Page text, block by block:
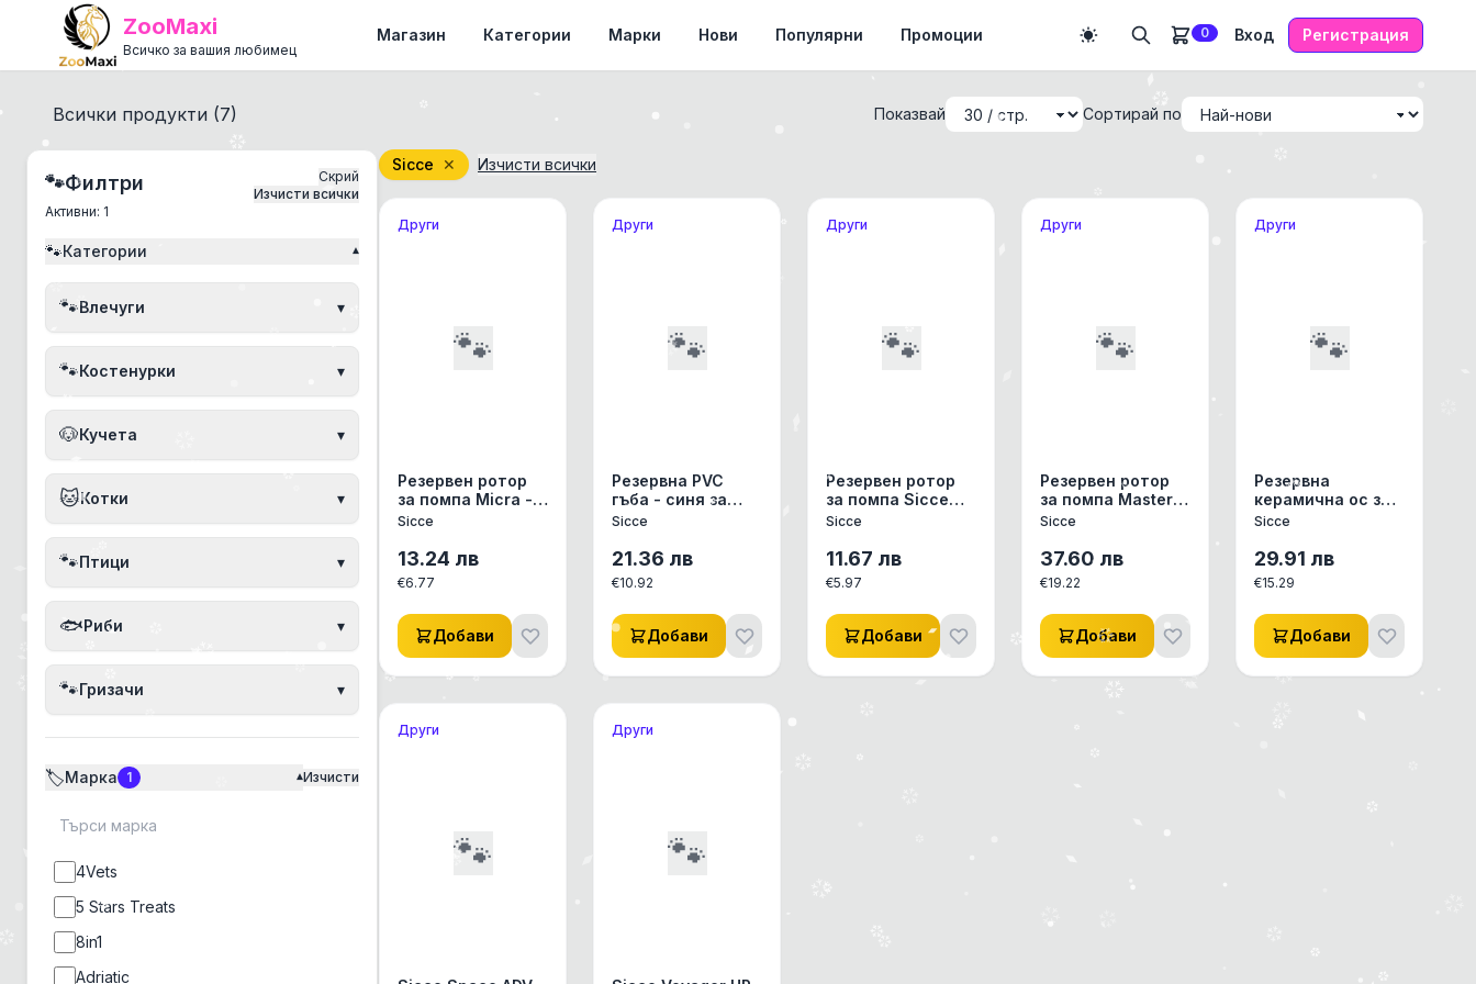
ZooMaxi
Всичко за вашия любимец
Магазин Категории Марки Нови Популярни Промоции 0 Вход Регистрация
Всички продукти (7) Показвай Сортирай по
🐾Филтри
Активни: 1
Скрий
Изчисти всички
🐾Категории ▾
🐾Влечуги ▾
🐾Костенурки ▾
🐶Кучета ▾
🐱Котки ▾
🐾Птици ▾
🐟Риби ▾
🐾Гризачи ▾
🏷️Марка 1 ▾Изчисти
4Vets
5 Stars Treats
8in1
Adriatic
Sicce ✕ Изчисти всички
Други
🐾
Резервен ротор
за помпа Micra -
Sicce
Sicce
13.24 лв
€6.77
Добави
Други
🐾
Резервна PVC
гъба - синя за
Sicce Shark, 2 бр.
Sicce
21.36 лв
€10.92
Добави
Други
🐾
Резервен ротор
за помпа Sicce
Mimouse
Sicce
11.67 лв
€5.97
Добави
Други
🐾
Резервен ротор
за помпа Master
DW 4000 - Sicce
Sicce
37.60 лв
€19.22
Добави
Други
🐾
Резервна
керамична ос за
помпа Master DW
Sicce
29.91 лв
€15.29
Добави
Други
🐾
Други
🐾